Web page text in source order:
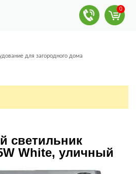
0
для загородного дома
светильник
White, уличный